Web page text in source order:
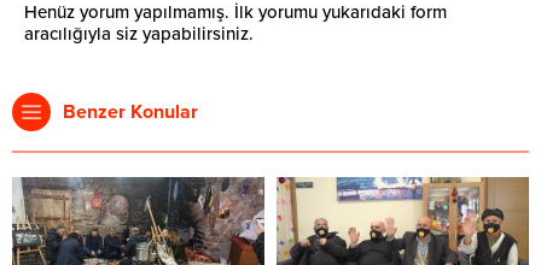
Henüz yorum yapılmamış. İlk yorumu yukarıdaki form
aracılığıyla siz yapabilirsiniz.
Benzer Konular